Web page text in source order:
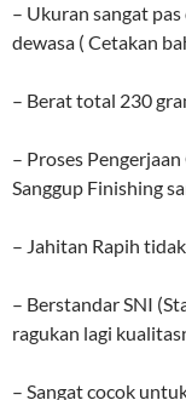
– Ukuran sangat
dewasa ( Cetakan
– Berat total 230
– Proses
Sanggup Finishing
– Jahitan Rapih
– Berstandar SNI
ragukan lagi
– Sangat cocok